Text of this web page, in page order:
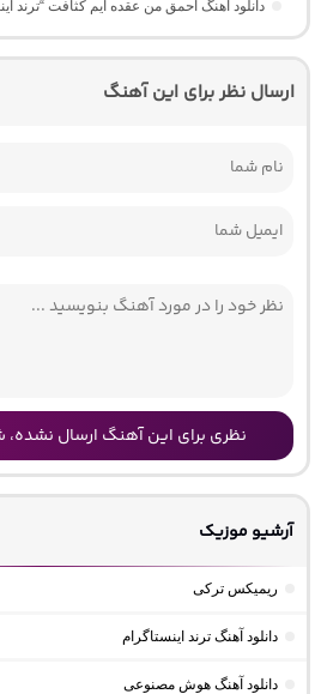
دانلود آهنگ احمق من عقده ایم کثافت “ترند
ارسال نظر برای این آهنگ
نظری برای این آهنگ ارسال نشده،
آرشیو موزیک
ریمیکس ترکی
دانلود آهنگ ترند اینستاگرام
دانلود آهنگ هوش مصنوعی